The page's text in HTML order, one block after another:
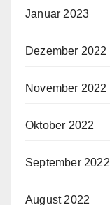
Januar 2023
Dezember 2022
November 2022
Oktober 2022
September 2022
August 2022